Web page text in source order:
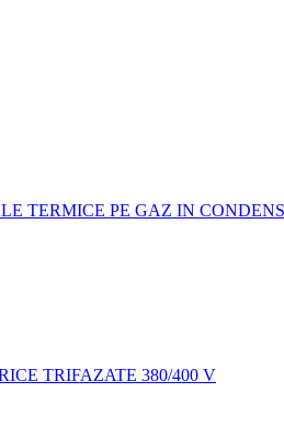
TERMICE PE GAZ IN
TRIFAZATE 380/400 V